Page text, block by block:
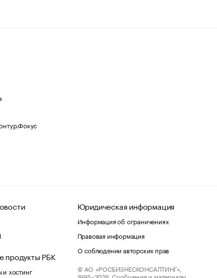
продукты РБК
хостинг
Юридическая информация
Информация об ограничениях
Правовая информация
О соблюдении авторских прав
© АО «РОСБИЗНЕСКОНСАЛТИНГ»,
1995–2026. Сообщения и материалы